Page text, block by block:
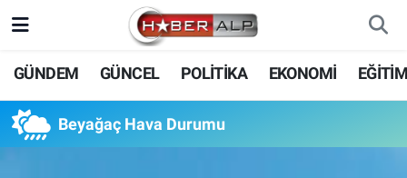
GÜNDEM GÜNCEL POLİTİKA EKONOMİ
Beyağaç Hava Durumu
Nöbetçi Eczaneler
Hava Durumu